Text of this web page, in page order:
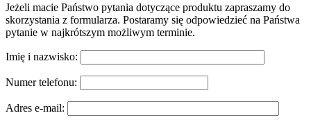
Jeżeli macie Państwo pytania dotyczące produktu zapraszamy do
skorzystania z formularza. Postaramy się odpowiedzieć na Państwa
pytanie w najkrótszym możliwym terminie.
Imię i nazwisko:
Numer telefonu:
Adres e-mail: